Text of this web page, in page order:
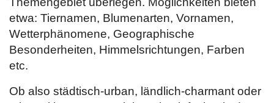
etwa: Tiernamen, Blumenarten, Vornamen,
Wetterphänomene, Geographische
Besonderheiten, Himmelsrichtungen, Farben
etc.
Ob also städtisch-urban, ländlich-charmant oder